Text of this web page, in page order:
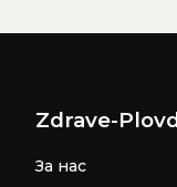
Zdrave-
За нас